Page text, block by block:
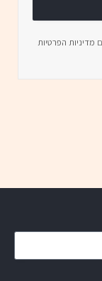
מדיניות הפרטיות